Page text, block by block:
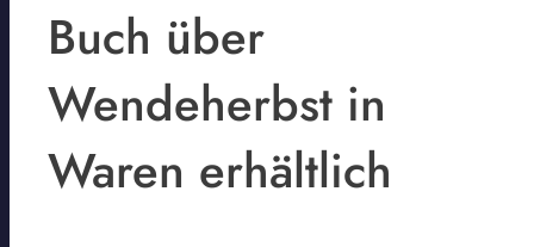
Buch über
Wendeherbst in
Waren erhältlich